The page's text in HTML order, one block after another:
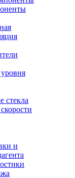
стекла
и